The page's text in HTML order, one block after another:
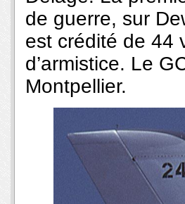
de guerre, sur
est crédité de 44
d’armistice. Le
Montpellier.